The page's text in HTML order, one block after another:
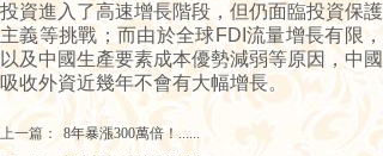
投資進入了高速增長階段，但仍面臨投資保護
主義等挑戰；而由於全球FDI流量增長有限，
以及中國生產要素成本優勢減弱等原因，中國
吸收外資近幾年不會有大幅增長。
上一篇：
8年暴漲300萬倍！......